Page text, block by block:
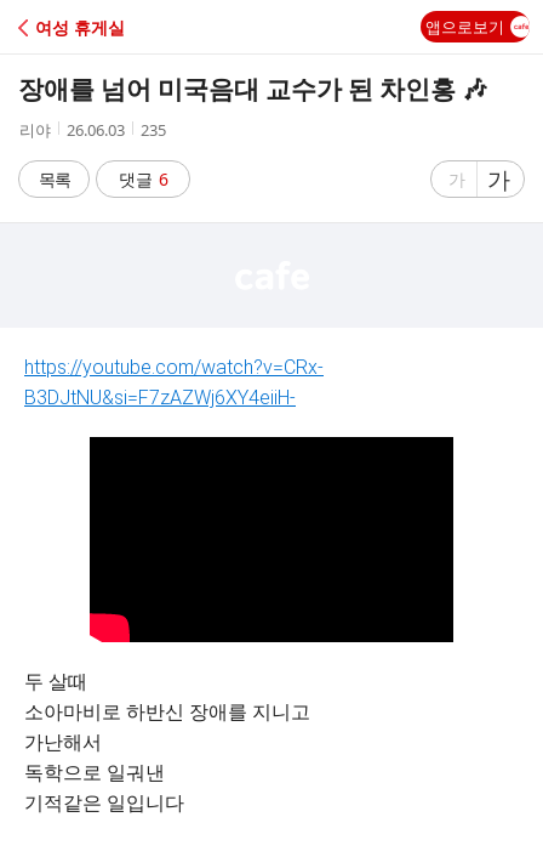
C
A
여성 휴게실 앱으로보기
장애를 넘어 미국음대 교수가 된 차인홍 🎶
작
자
리야
작
시
간
26.06.03
조
수
235
목록 댓글 6
글
가
글
자
가
https://youtube.com/watch?v=CRx-
B3DJtNU&si=F7zAZWj6XY4eiiH-
두 살때
소아마비로 하반신 장애를 지니고
가난해서
독학으로 일궈낸
기적같은 일입니다